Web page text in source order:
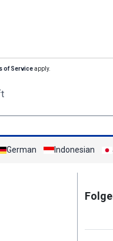
of Serviceapply.
German Indonesian